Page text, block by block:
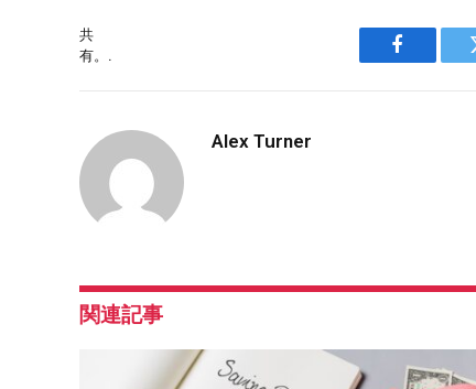
共
有。.
Facebook
Alex Turner
関連記事